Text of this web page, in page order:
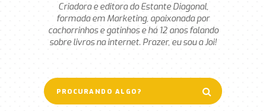
Criadora e editora do Estante Diagonal,
formada em Marketing, apaixonada por
cachorrinhos e gatinhos e há 12 anos falando
sobre livros na internet. Prazer, eu sou a Joi!